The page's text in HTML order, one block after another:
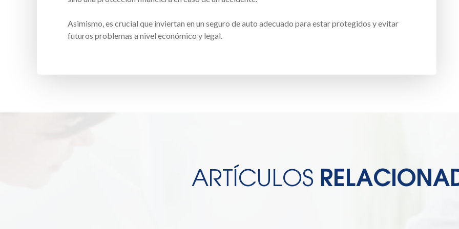
Asimismo, es crucial que inviertan en un seguro de auto adecuado para estar protegidos y evitar
futuros problemas a nivel económico y legal.
ARTÍCULOS